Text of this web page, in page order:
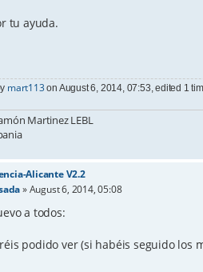
tu ayuda.
mart113 on August 6, 2014, 07:53, edited 1
Martinez LEBL
Alicante V2.2
»August 6, 2014, 05:08
a todos:
podido ver (si habéis seguido